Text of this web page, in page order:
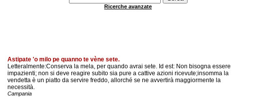
Ricerche avanzate
Astipate 'o milo pe quanno te vène sete.
Letteralmente:Conserva la mela, per quando avrai sete. Id est: Non bisogna essere
impazienti; non si deve reagire subito sia pure a cattive azioni ricevute;insomma la
vendetta è un piatto da servire freddo, allorché se ne avvertirà maggiormente la
necessità.
Campania